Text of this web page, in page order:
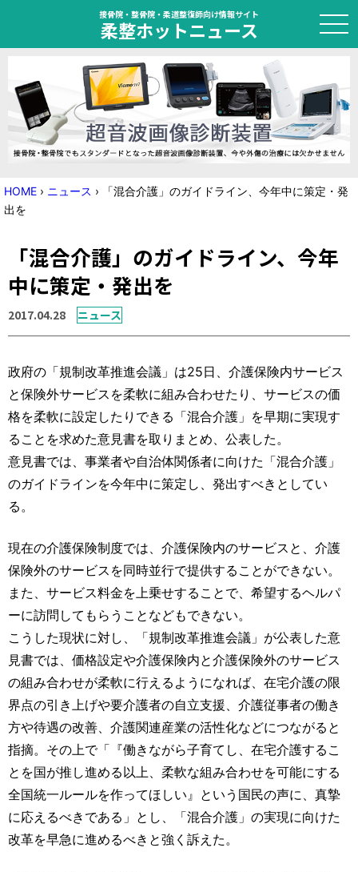
接骨院・整骨院・柔道整復師向け情報サイト
柔整ホットニュース
HOME
トピック
ニュース
特集
国家試験対策
学会・セミナー情報
運営元 お問い合わせ
HOME › ニュース › 「混合介護」のガイドライン、今年中に策定・発
出を
「混合介護」のガイドライン、今年
中に策定・発出を
2017.04.28 ニュース
政府の「規制改革推進会議」は25日、介護保険内サービス
と保険外サービスを柔軟に組み合わせたり、サービスの価
格を柔軟に設定したりできる「混合介護」を早期に実現す
ることを求めた意見書を取りまとめ、公表した。
意見書では、事業者や自治体関係者に向けた「混合介護」
のガイドラインを今年中に策定し、発出すべきとしてい
る。
現在の介護保険制度では、介護保険内のサービスと、介護
保険外のサービスを同時並行で提供することができない。
また、サービス料金を上乗せすることで、希望するヘルパ
ーに訪問してもらうことなどもできない。
こうした現状に対し、「規制改革推進会議」が公表した意
見書では、価格設定や介護保険内と介護保険外のサービス
の組み合わせが柔軟に行えるようになれば、在宅介護の限
界点の引き上げや要介護者の自立支援、介護従事者の働き
方や待遇の改善、介護関連産業の活性化などにつながると
指摘。その上で「『働きながら子育てし、在宅介護するこ
とを国が推し進める以上、柔軟な組み合わせを可能にする
全国統一ルールを作ってほしい』という国民の声に、真摯
に応えるべきである」とし、「混合介護」の実現に向けた
改革を早急に進めるべきと強く訴えた。